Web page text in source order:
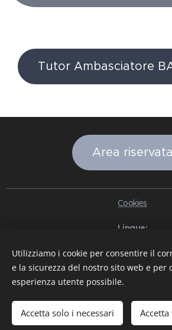
Tutor Ambasciatore
Area riservata
Cookies
Lingue
Français
Deutsch Русский Ελληνικά
中文（简体）
한국어 日本語 Български
Dansk
Eesti keel Latviešu Valoda
עִבְרִית
हिन्दी Македонски јазик ภาษา
Tiếng Việt
Utilizziamo i cookie per consentire il
e la sicurezza del nostro sito web e
esperienza utente possibile.
Accetta solo i necessari